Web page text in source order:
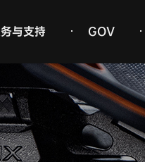
与支持 GOV